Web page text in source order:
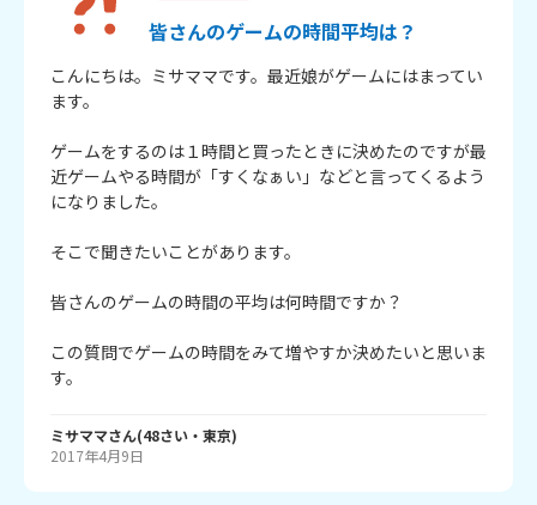
皆さんのゲームの時間平均は？
こんにちは。ミサママです。最近娘がゲームにはまってい
ます。
ゲームをするのは１時間と買ったときに決めたのですが最
近ゲームやる時間が「すくなぁい」などと言ってくるよう
になりました。
そこで聞きたいことがあります。
皆さんのゲームの時間の平均は何時間ですか？
この質問でゲームの時間をみて増やすか決めたいと思いま
す。
ミサママさん(48さい・ 東京)
2017年4月9日